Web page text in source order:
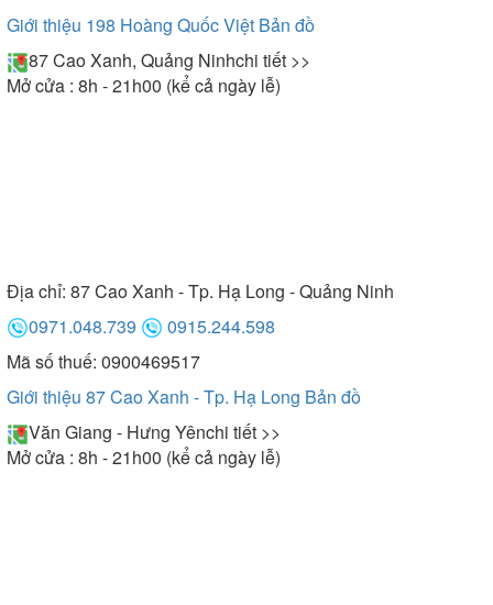
Giới thiệu 198 Hoàng Quốc Việt Bản đồ
87 Cao Xanh, Quảng Ninhchi tiết >>
Mở cửa : 8h - 21h00 (kể cả ngày lễ)
Địa chỉ: 87 Cao Xanh - Tp. Hạ Long - Quảng Ninh
0971.048.739
0915.244.598
Mã số thuế: 0900469517
Giới thiệu 87 Cao Xanh - Tp. Hạ Long Bản đồ
Văn Giang - Hưng Yênchi tiết >>
Mở cửa : 8h - 21h00 (kể cả ngày lễ)